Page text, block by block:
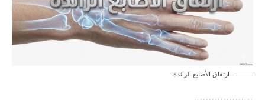
ارتفاق الأصابع الزائدة